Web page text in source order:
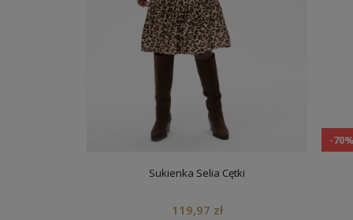
-
Sukienka Selia Cętki
119,97 zł